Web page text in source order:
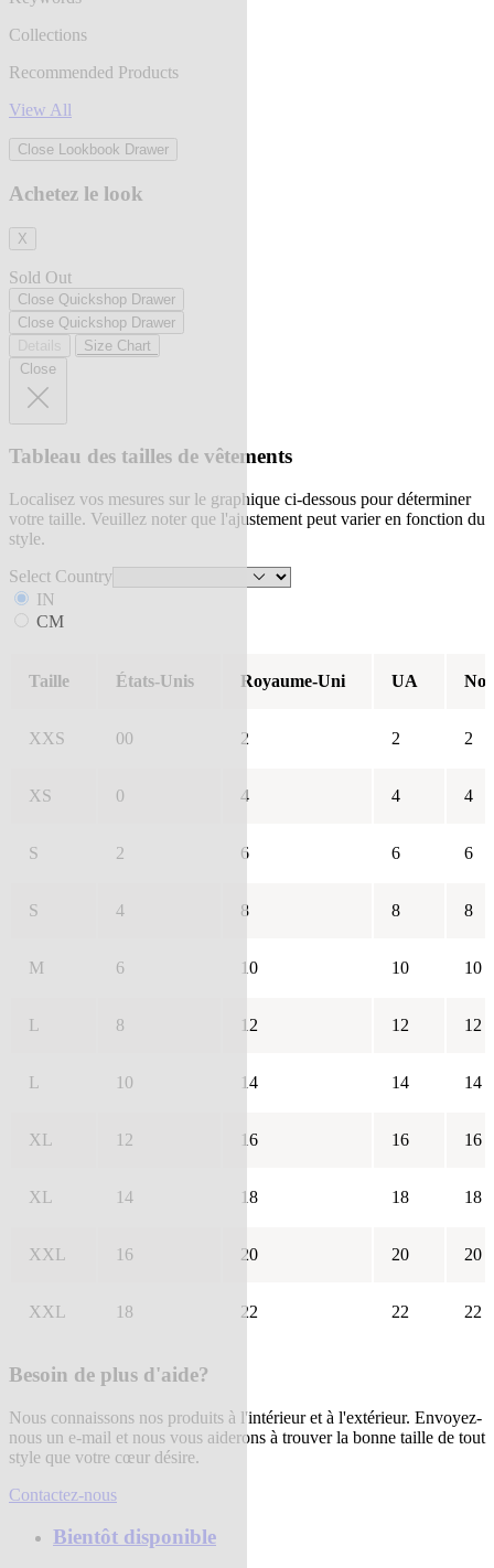
Collections
Recommended Products
View All
Close Lookbook Drawer
Achetez le look
X
Sold Out
Close Quickshop Drawer
Close Quickshop Drawer
Size Chart
Close
Tableau des tailles de vêtements
Localisez vos mesures sur le graphique ci-dessous pour déterminer
votre taille. Veuillez noter que l'ajustement peut varier en fonction du
style.
Select Country
IN
CM
Taille États-Unis Royaume-Uni UA
XXS 00 2 2 2
XS 0 4 4 4
S 2 6 6 6
S 4 8 8 8
M 6 10 10 10
L 8 12 12 12
L 10 14 14 14
XL 12 16 16 16
XL 14 18 18 18
XXL 16 20 20 20
XXL 18 22 22 22
Besoin de plus d'aide?
Nous connaissons nos produits à l'intérieur et à l'extérieur. Envoyez-
nous un e-mail et nous vous aiderons à trouver la bonne taille de tout
style que votre cœur désire.
Contactez-nous
Bientôt disponible